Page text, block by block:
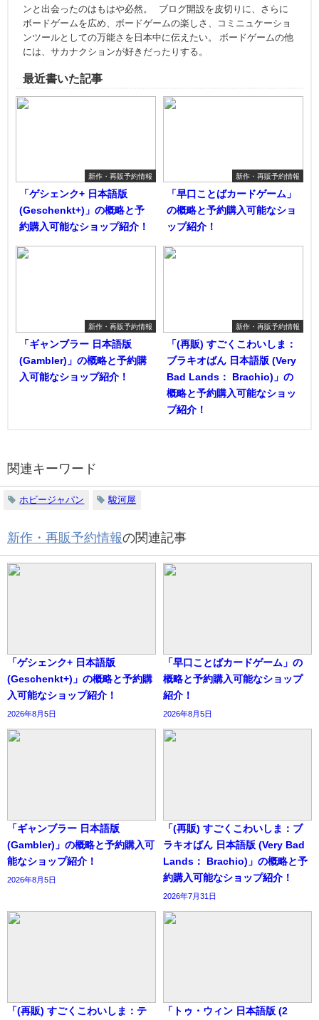
ンと出会ったのはもはや必然。 ブログ開設を皮切りに、さらに
ボードゲームを広め、ボードゲームの楽しさ、コミニュケーショ
ンツールとしての万能さを日本中に伝えたい。 ボードゲームの他
には、サカナクションが好きだったりする。
最近書いた記事
新作・再販予約情報
「ゲシェンク+ 日本語版
(Geschenkt+)」の概略と予
約購入可能なショップ紹介！
新作・再販予約情報
「早口ことばカードゲーム」
の概略と予約購入可能なショ
ップ紹介！
新作・再販予約情報
「ギャンブラー 日本語版
(Gambler)」の概略と予約購
入可能なショップ紹介！
新作・再販予約情報
「(再販) すごくこわいしま：
ブラキオばん 日本語版 (Very
Bad Lands： Brachio)」の
概略と予約購入可能なショッ
プ紹介！
関連キーワード
ホビージャパン 駿河屋
新作・再販予約情報の関連記事
「ゲシェンク+ 日本語版
(Geschenkt+)」の概略と予約購
入可能なショップ紹介！
2026年8月5日
「早口ことばカードゲーム」の
概略と予約購入可能なショップ
紹介！
2026年8月5日
「ギャンブラー 日本語版
(Gambler)」の概略と予約購入可
能なショップ紹介！
2026年8月5日
「(再販) すごくこわいしま：ブ
ラキオばん 日本語版 (Very Bad
Lands： Brachio)」の概略と予
約購入可能なショップ紹介！
2026年7月31日
「(再販) すごくこわいしま：テ
「トゥ・ウィン 日本語版 (2